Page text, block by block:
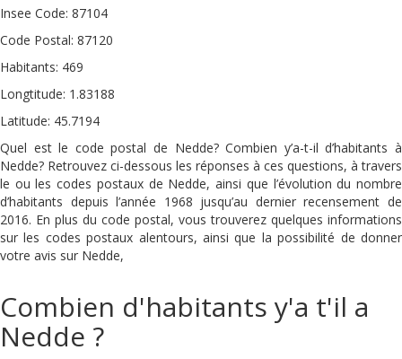
Insee Code: 87104
Code Postal: 87120
Habitants: 469
Longtitude: 1.83188
Latitude: 45.7194
Quel est le code postal de Nedde? Combien y’a-t-il d’habitants à
Nedde? Retrouvez ci-dessous les réponses à ces questions, à travers
le ou les codes postaux de Nedde, ainsi que l’évolution du nombre
d’habitants depuis l’année 1968 jusqu’au dernier recensement de
2016. En plus du code postal, vous trouverez quelques informations
sur les codes postaux alentours, ainsi que la possibilité de donner
votre avis sur Nedde,
Combien d'habitants y'a t'il a
Nedde ?